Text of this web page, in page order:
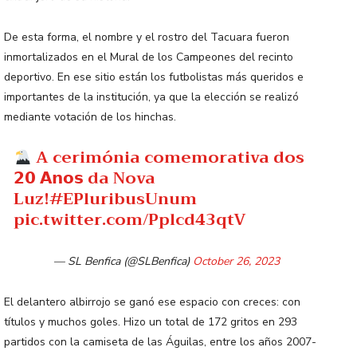
De esta forma, el nombre y el rostro del Tacuara fueron
inmortalizados en el Mural de los Campeones del recinto
deportivo. En ese sitio están los futbolistas más queridos e
importantes de la institución, ya que la elección se realizó
mediante votación de los hinchas.
A cerimónia comemorativa dos
𝟮𝟬 𝗔𝗻𝗼𝘀 da Nova
Luz!#EPluribusUnum
pic.twitter.com/Pplcd43qtV
— SL Benfica (@SLBenfica) October 26, 2023
El delantero albirrojo se ganó ese espacio con creces: con
títulos y muchos goles. Hizo un total de 172 gritos en 293
partidos con la camiseta de las Águilas, entre los años 2007-